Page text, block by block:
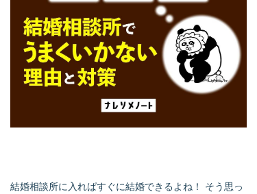
結婚相談所に入ればすぐに結婚できるよね！ そう思っ